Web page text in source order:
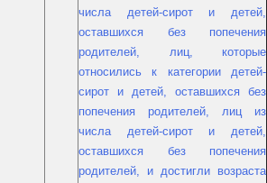
числа детей-сирот и детей,
оставшихся без попечения
родителей, лиц, которые
относились к категории детей-
сирот и детей, оставшихся без
попечения родителей, лиц из
числа детей-сирот и детей,
оставшихся без попечения
родителей, и достигли возраста